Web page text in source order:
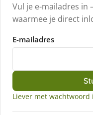
Vul je e-mailadres
waarmee je direct
E-mailadres
Liever met wachtwoord